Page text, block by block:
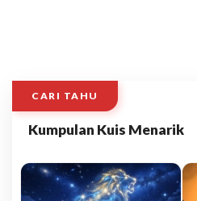
CARI TAHU
Kumpulan Kuis Menarik